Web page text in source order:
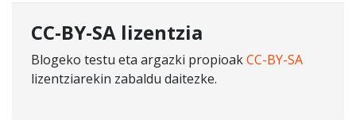
CC-BY-SA lizentzia
Blogeko testu eta argazki propioakCC-BY-SA
lizentziarekin zabaldu daitezke.